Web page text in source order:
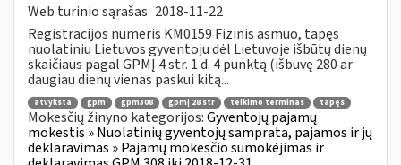
Web turinio sąrašas 2018-11-22
Registracijos numeris KM0159 Fizinis asmuo, tapęs
nuolatiniu Lietuvos gyventoju dėl Lietuvoje išbūtų dienų
skaičiaus pagal GPMĮ 4 str. 1 d. 4 punktą (išbuvę 280 ar
daugiau dienų vienas paskui kitą...
atvyksta gpm gpm308 gpmį 28 str teikimo terminas tapęs
Mokesčių žinyno kategorijos:Gyventojų pajamų
mokestis » Nuolatinių gyventojų samprata, pajamos ir jų
deklaravimas » Pajamų mokesčio sumokėjimas ir